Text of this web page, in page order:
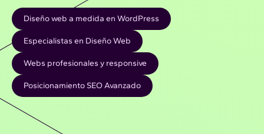
Diseño web a medida en WordPress
Especialistas en Diseño Web
Webs profesionales y responsive
Posicionamiento SEO Avanzado